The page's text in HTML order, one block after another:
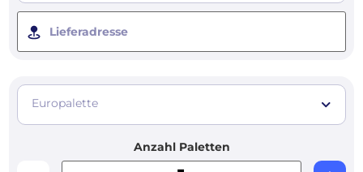
Lieferadresse
Europalette
Anzahl Paletten